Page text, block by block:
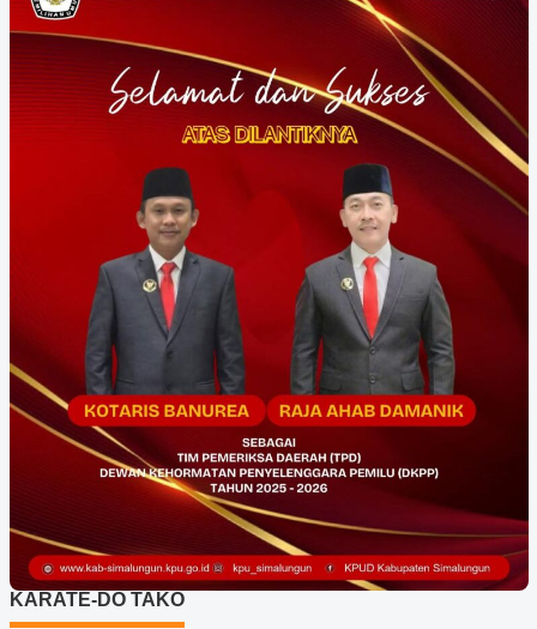
KARATE-DO TAKO